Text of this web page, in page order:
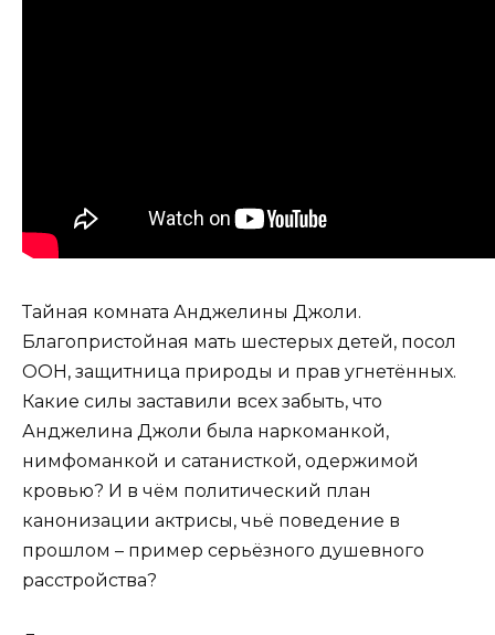
Тайная комната Анджелины Джоли.
Благопристойная мать шестерых детей, посол
ООН, защитница природы и прав угнетённых.
Какие силы заставили всех забыть, что
Анджелина Джоли была наркоманкой,
нимфоманкой и сатанисткой, одержимой
кровью? И в чём политический план
канонизации актрисы, чьё поведение в
прошлом – пример серьёзного душевного
расстройства?